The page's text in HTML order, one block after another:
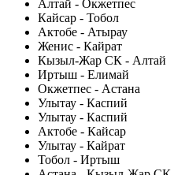
Алтай - Окжетпес
Кайсар - Тобол
Актобе - Атырау
Женис - Кайрат
Кызыл-Жар СК - Алтай
Иртыш - Елимай
Окжетпес - Астана
Улытау - Каспий
Улытау - Каспий
Актобе - Кайсар
Улытау - Кайрат
Тобол - Иртыш